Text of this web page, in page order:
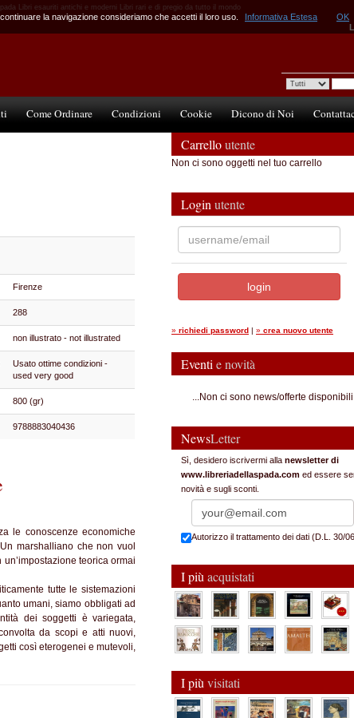
Libri esauriti antichi e moderni Libri rari e di pregio da tutto il mondo
Come Ordinare Condizioni Cookie Dicono di Noi
Firenze
288
non illustrato - not illustrated
Usato ottime condizioni -
used very good
800 (gr)
9788883040436
le conoscenze economiche
marshalliano che non vuol
teorica ormai
tutte le sistemazioni
umani, siamo obbligati ad
dei soggetti è variegata,
da scopi e atti nuovi,
così eterogenei e mutevoli,
Carrelloutente
Non ci sono oggetti nel tuo carrello
Login utente
» richiedi password | » crea nuovo utente
Eventi e novità
...Non ci sono news/offerte
NewsLetter
Sì, desidero iscrivermi alla newsletter di
www.libreriadellaspada.com ed essere
novità e sugli sconti.
Autorizzo il trattamento dei dati (D.L. 30/
I più acquistati
I più visitati
la navigazione consideriamo che accetti il loro uso. Informativa Estesa OK